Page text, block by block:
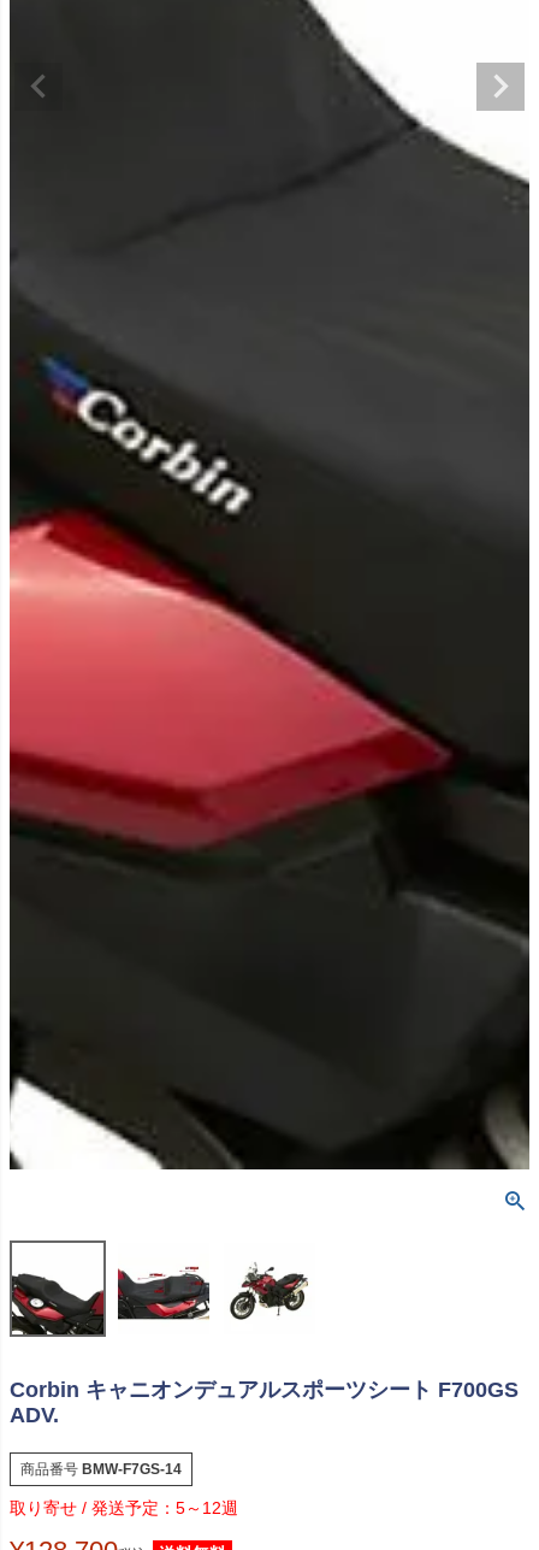
Corbin キャニオンデュアルスポーツシート F700GS
ADV.
商品番号 BMW-F7GS-14
5～12週